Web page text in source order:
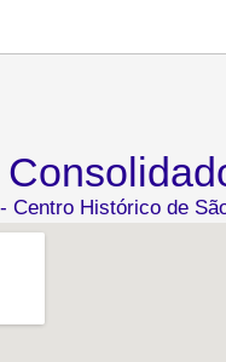
Centro Histórico de